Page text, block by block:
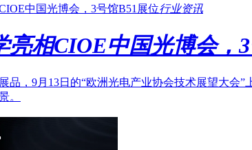
行业资讯
亮相CIOE中国光博会，
品，9月13日的“欧洲光电产业协会技术展望大
。